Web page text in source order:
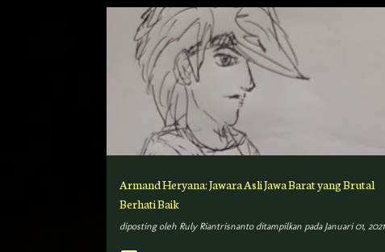
Armand Heryana: Jawara Asli Jawa Barat yang Brutal
Berhati Baik
diposting oleh Ruly Riantrisnanto ditampilkan pada Januari 01, 2021
ARMAND HERYANA CERITA
JATI-PROJECT PABRIK-JAGOAN